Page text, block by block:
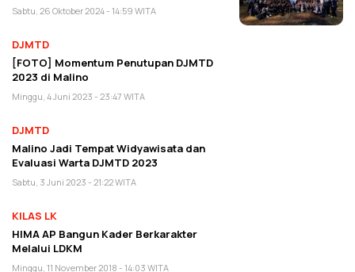
Sabtu, 26 Oktober 2024 - 14:59 WITA
DJMTD
[FOTO] Momentum Penutupan DJMTD
2023 di Malino
Minggu, 4 Juni 2023 - 23:47 WITA
DJMTD
Malino Jadi Tempat Widyawisata dan
Evaluasi Warta DJMTD 2023
Sabtu, 3 Juni 2023 - 21:22 WITA
KILAS LK
HIMA AP Bangun Kader Berkarakter
Melalui LDKM
Minggu, 11 November 2018 - 14:03 WITA